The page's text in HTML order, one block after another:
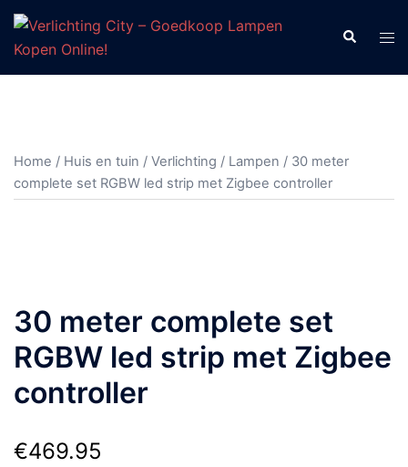
Ga
de
Zoeken
Home / Huis en tuin / Verlichting / Lampen / 30 meter
complete set RGBW led strip met Zigbee controller
30 meter complete set
RGBW led strip met Zigbee
controller
€469.95